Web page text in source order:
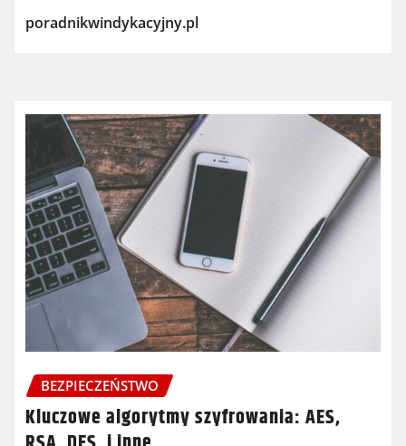
poradnikwindykacyjny.pl
BEZPIECZEŃSTWO
Kluczowe algorytmy szyfrowania: AES,